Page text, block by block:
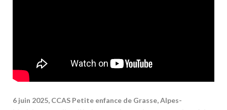
6 juin 2025, CCAS Petite enfance de Grasse, Alpes-